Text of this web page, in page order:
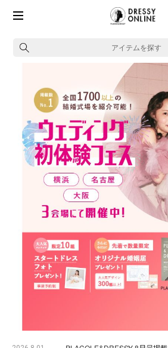
アイテムを探す